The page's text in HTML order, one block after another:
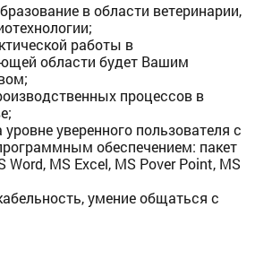
в области ветеринарии,
работы в
области будет Вашим
процессов в
уверенного пользователя с
обеспечением: пакет
Word, MS Excel, MS Pover Point, MS
умение общаться с